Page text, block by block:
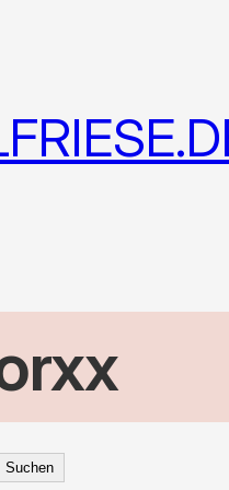
Suchen